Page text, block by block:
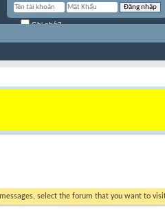
Ghi nhớ?
select the forum that you want to